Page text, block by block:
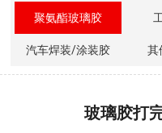
聚氨酯玻璃胶
汽车焊装/涂装胶 其
玻璃胶打